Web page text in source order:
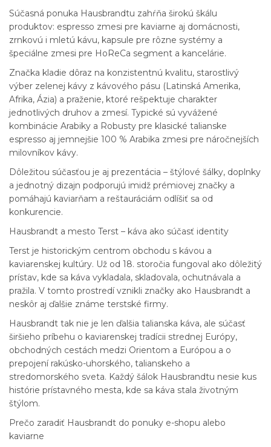
Súčasná ponuka Hausbrandtu zahŕňa širokú škálu
produktov: espresso zmesi pre kaviarne aj domácnosti,
zrnkovú i mletú kávu, kapsule pre rôzne systémy a
špeciálne zmesi pre HoReCa segment a kancelárie.
Značka kladie dôraz na konzistentnú kvalitu, starostlivý
výber zelenej kávy z kávového pásu (Latinská Amerika,
Afrika, Ázia) a praženie, ktoré rešpektuje charakter
jednotlivých druhov a zmesí. Typické sú vyvážené
kombinácie Arabiky a Robusty pre klasické talianske
espresso aj jemnejšie 100 % Arabika zmesi pre náročnejších
milovníkov kávy.
Dôležitou súčasťou je aj prezentácia – štýlové šálky, doplnky
a jednotný dizajn podporujú imidž prémiovej značky a
pomáhajú kaviarňam a reštauráciám odlíšiť sa od
konkurencie.
Hausbrandt a mesto Terst – káva ako súčasť identity
Terst je historickým centrom obchodu s kávou a
kaviarenskej kultúry. Už od 18. storočia fungoval ako dôležitý
prístav, kde sa káva vykladala, skladovala, ochutnávala a
pražila. V tomto prostredí vznikli značky ako Hausbrandt a
neskôr aj ďalšie známe terstské firmy.
Hausbrandt tak nie je len ďalšia talianska káva, ale súčasť
širšieho príbehu o kaviarenskej tradícii strednej Európy,
obchodných cestách medzi Orientom a Európou a o
prepojení rakúsko-uhorského, talianskeho a
stredomorského sveta. Každý šálok Hausbrandtu nesie kus
histórie prístavného mesta, kde sa káva stala životným
štýlom.
Prečo zaradiť Hausbrandt do ponuky e-shopu alebo
kaviarne